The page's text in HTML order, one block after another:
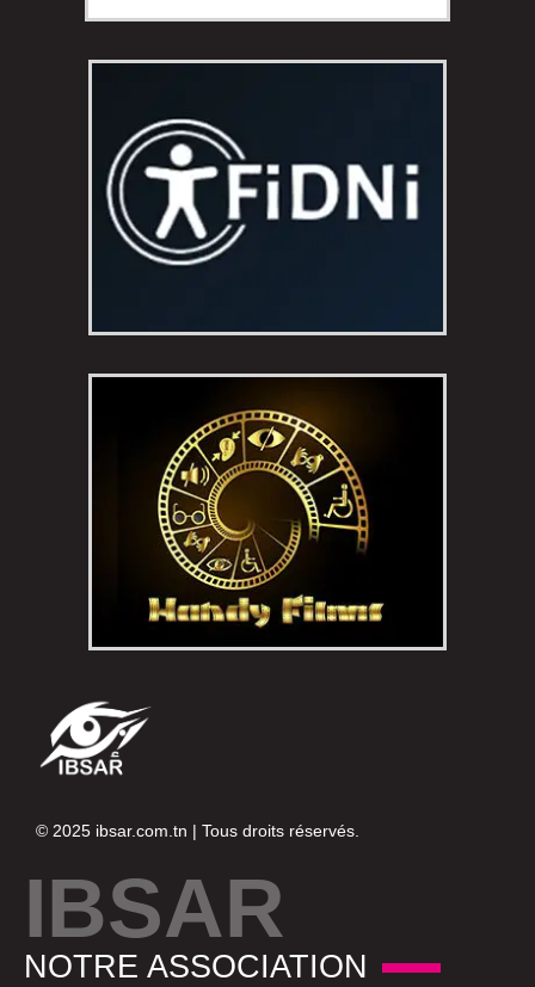
© 2025 ibsar.com.tn | Tous droits réservés.
IBSAR
NOTRE ASSOCIATION